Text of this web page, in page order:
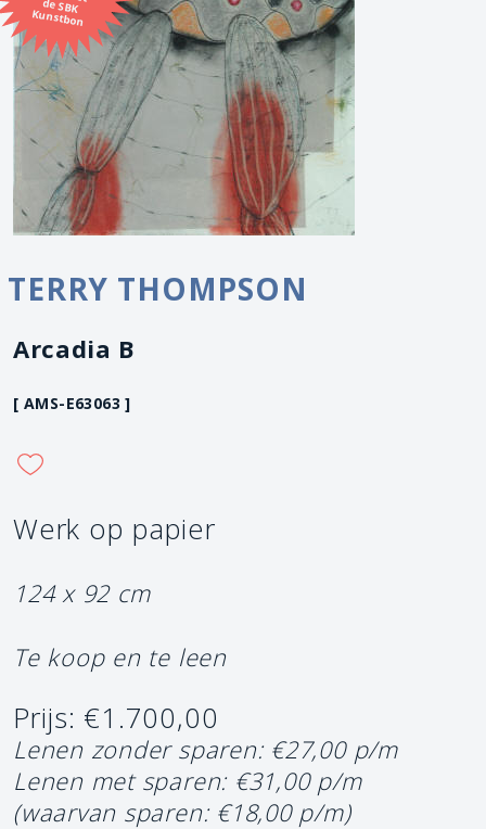
Kunstbon
TERRY THOMPSON
Arcadia B
[ AMS-E63063 ]
Werk op papier
124 x 92 cm
Te koop en te leen
Prijs: €1.700,00
Lenen zonder sparen: €27,00 p/m
Lenen met sparen: €31,00 p/m
(waarvan sparen: €18,00 p/m)